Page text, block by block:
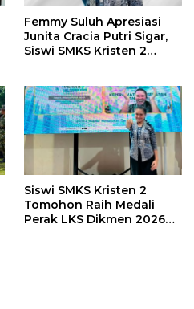
Femmy Suluh Apresiasi
Junita Cracia Putri Sigar,
Siswi SMKS Kristen 2
Nasional 2026
Siswi SMKS Kristen 2
Tomohon Raih Medali
Perak LKS Dikmen 2026